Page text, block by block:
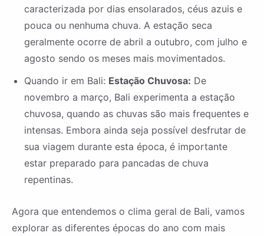
caracterizada por dias ensolarados, céus azuis e
pouca ou nenhuma chuva. A estação seca
geralmente ocorre de abril a outubro, com julho e
agosto sendo os meses mais movimentados.
Quando ir em Bali: Estação Chuvosa: De
novembro a março, Bali experimenta a estação
chuvosa, quando as chuvas são mais frequentes e
intensas. Embora ainda seja possível desfrutar de
sua viagem durante esta época, é importante
estar preparado para pancadas de chuva
repentinas.
Agora que entendemos o clima geral de Bali, vamos
explorar as diferentes épocas do ano com mais